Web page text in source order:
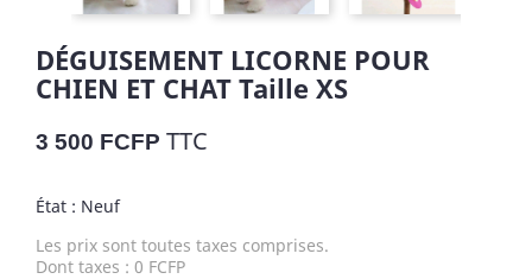
DÉGUISEMENT LICORNE POUR
CHIEN ET CHAT Taille XS
3 500 FCFP TTC
État : Neuf
Les prix sont toutes taxes comprises.
Dont taxes : 0 FCFP